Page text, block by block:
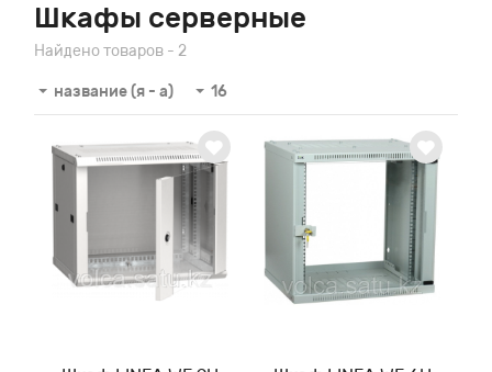
Шкафы серверные
Найдено товаров - 2
название (я - а) 16